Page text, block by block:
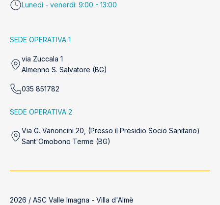
Lunedì - venerdì: 9:00 - 13:00
SEDE OPERATIVA 1
via Zuccala 1
Almenno S. Salvatore (BG)
035 851782
SEDE OPERATIVA 2
Via G. Vanoncini 20, (Presso il Presidio Socio Sanitario)
Sant'Omobono Terme (BG)
2026 / ASC Valle Imagna - Villa d'Almè